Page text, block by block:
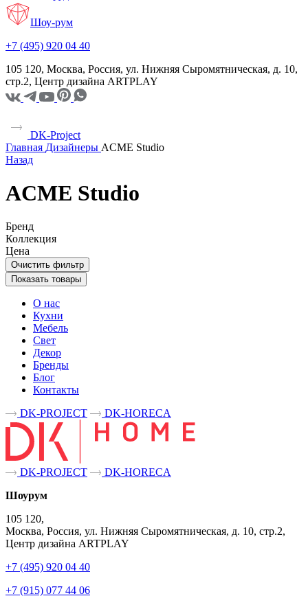
Шоу-рум
+7 (495) 920 04 40
105 120, Москва, Россия, ул. Нижняя Сыромятническая, д. 10,
стр.2, Центр дизайна ARTPLAY
DK-Project
Главная Дизайнеры ACME Studio
Назад
ACME Studio
Бренд
Коллекция
Цена
Очистить фильтр
Показать товары
О нас
Кухни
Мебель
Свет
Декор
Бренды
Блог
Контакты
DK-PROJECT
DK-HORECA
DK-PROJECT
DK-HORECA
Шоурум
105 120,
Москва, Россия, ул. Нижняя Сыромятническая, д. 10, стр.2,
Центр дизайна ARTPLAY
+7 (495) 920 04 40
+7 (915) 077 44 06